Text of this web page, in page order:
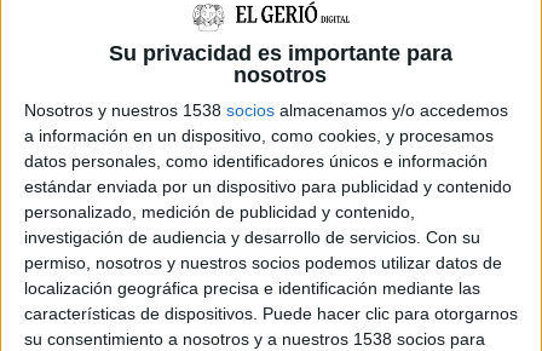
Su privacidad es importante para
nosotros
Nosotros y nuestros 1538 socios almacenamos y/o accedemos
a información en un dispositivo, como cookies, y procesamos
datos personales, como identificadores únicos e información
estándar enviada por un dispositivo para publicidad y contenido
personalizado, medición de publicidad y contenido,
investigación de audiencia y desarrollo de servicios. Con su
permiso, nosotros y nuestros socios podemos utilizar datos de
localización geográfica precisa e identificación mediante las
características de dispositivos. Puede hacer clic para otorgarnos
su consentimiento a nosotros y a nuestros 1538 socios para
111 alcaldes gironins ja han signat el
manifest que exigeix a elèctriques i
Govern evitar crisis com la de la
nevada